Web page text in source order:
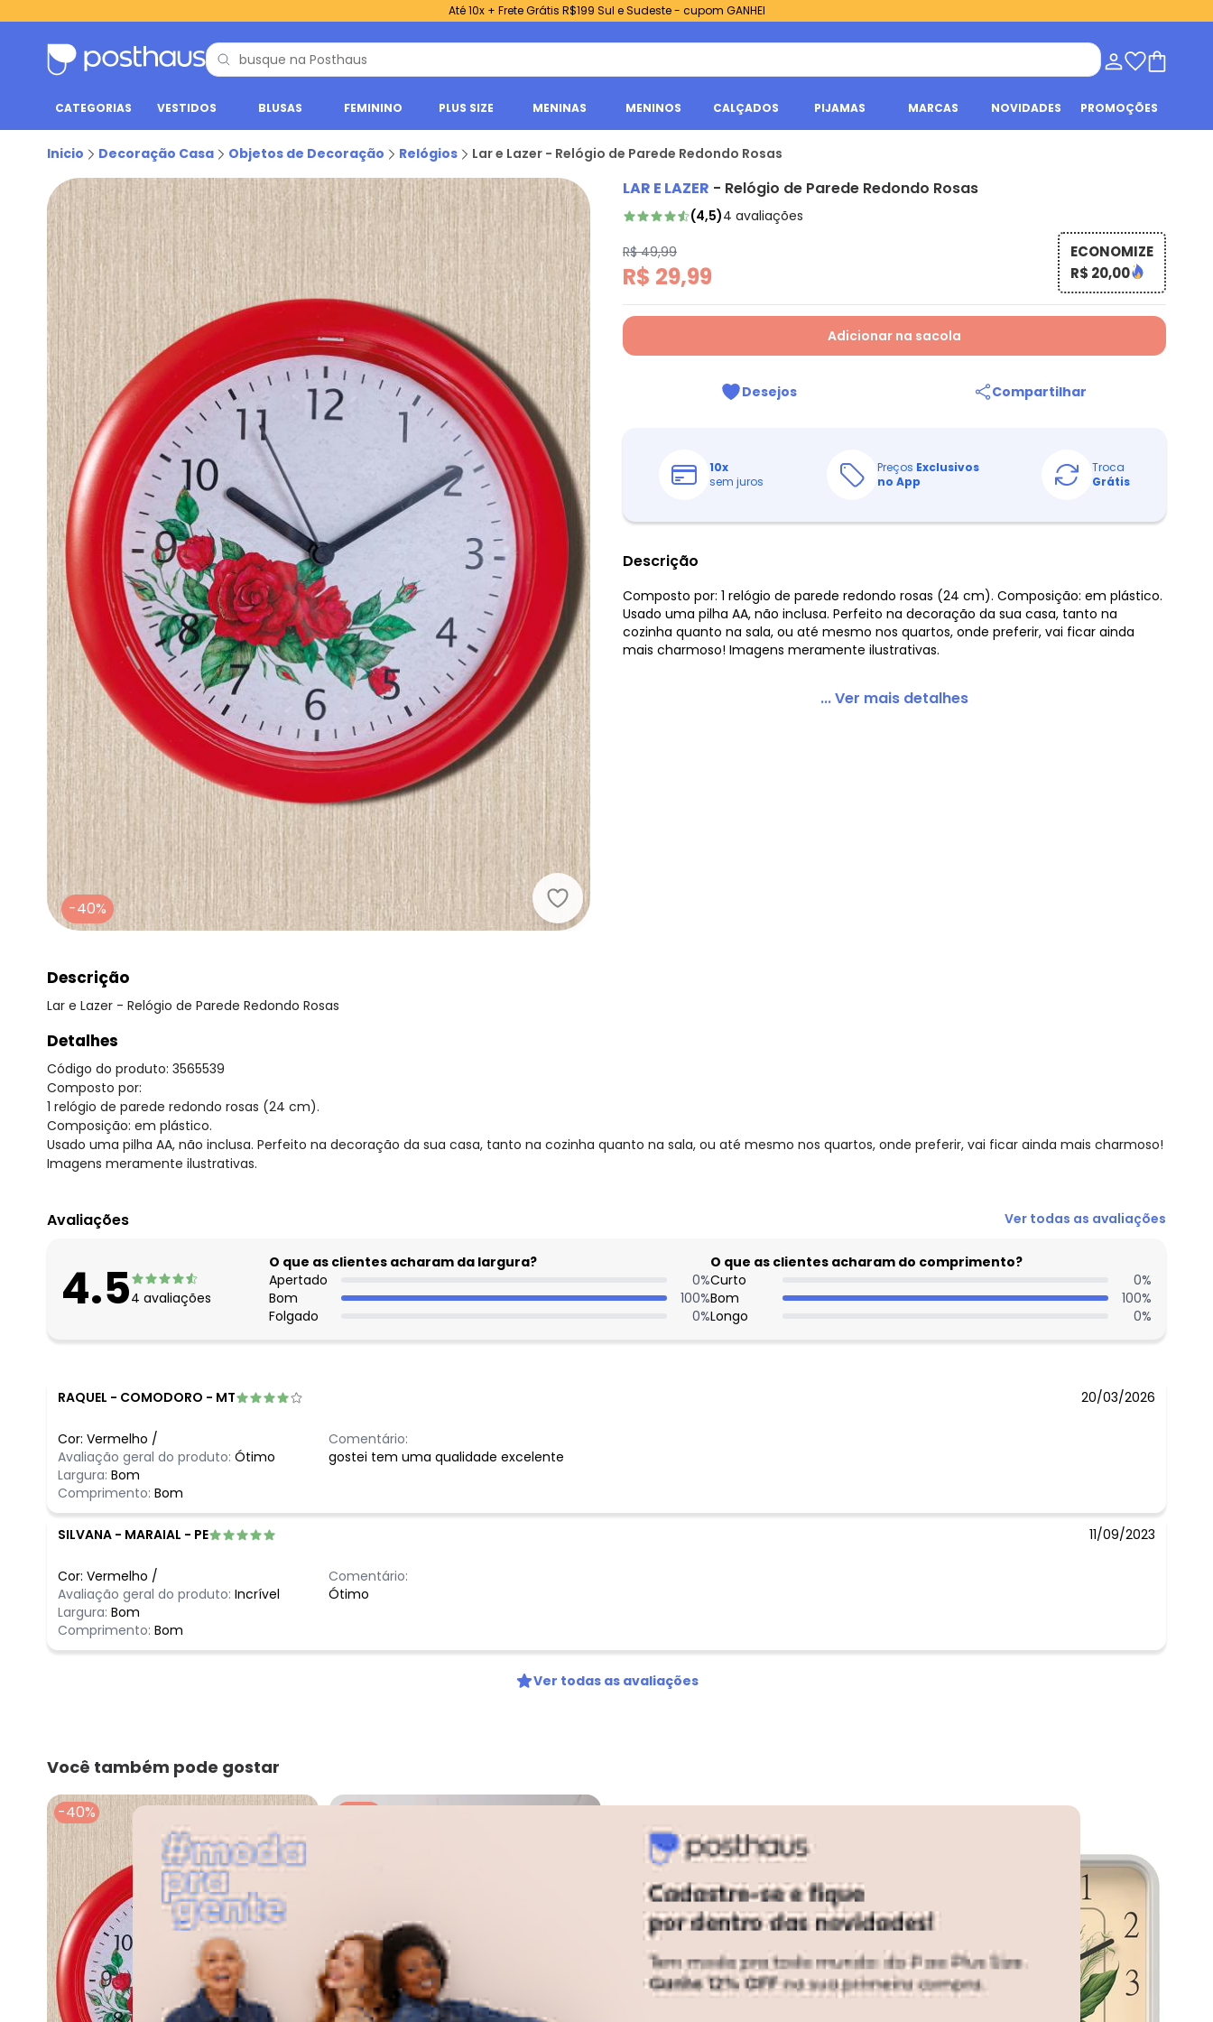
Até 10x + Frete Grátis R$199 Sul e Sudeste - cupom GANHEI
CATEGORIAS VESTIDOS BLUSAS FEMININO PLUS SIZE MENINAS MENINOS CALÇADOS PIJAMAS MARCAS NOVIDADES PROMOÇÕES
Inicio Decoração Casa Objetos de Decoração Relógios Lar e Lazer - Relógio de Parede Redondo Rosas
Lar e Lazer - Relógio de Parede Redondo Rosas
-40%
LAR E LAZER - Relógio de Parede Redondo Rosas
(4,5)4 avaliações
R$ 49,99
R$ 29,99
ECONOMIZE
R$ 20,00
Adicionar na sacola
Desejos Compartilhar
10x
sem juros
Preços Exclusivos
no App
Troca
Grátis
Descrição
Composto por: 1 relógio de parede redondo rosas (24 cm). Composição: em plástico.
Usado uma pilha AA, não inclusa. Perfeito na decoração da sua casa, tanto na
cozinha quanto na sala, ou até mesmo nos quartos, onde preferir, vai ficar ainda
mais charmoso! Imagens meramente ilustrativas.
... Ver mais detalhes
Descrição
Lar e Lazer - Relógio de Parede Redondo Rosas
Detalhes
Código do produto: 3565539
Composto por:
1 relógio de parede redondo rosas (24 cm).
Composição: em plástico.
Usado uma pilha AA, não inclusa. Perfeito na decoração da sua casa, tanto na cozinha quanto na sala, ou até mesmo nos quartos, onde preferir, vai ficar ainda mais charmoso!
Imagens meramente ilustrativas.
Avaliações Ver todas as avaliações
4.54 avaliações
O que as clientes acharam da largura?
Apertado
0%
Bom
100%
Folgado
0%
O que as clientes acharam do comprimento?
Curto
0%
Bom
100%
Longo
0%
RAQUEL - COMODORO - MT 20/03/2026
Cor: Vermelho /
Avaliação geral do produto: Ótimo
Largura: Bom
Comprimento: Bom
Comentário:
gostei tem uma qualidade excelente
SILVANA - MARAIAL - PE 11/09/2023
Cor: Vermelho /
Avaliação geral do produto: Incrível
Largura: Bom
Comprimento: Bom
Comentário:
Ótimo
Ver todas as avaliações
Você também pode gostar
-40% -50%